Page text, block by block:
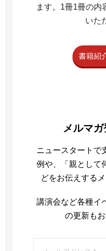
ます。1冊1冊の内
いた
書籍紹
メルマ
ニュースタートで
例や、「親として
どをお伝えする
講演会など各種イ
の更新もお